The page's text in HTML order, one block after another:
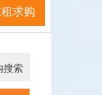
求购
搜索